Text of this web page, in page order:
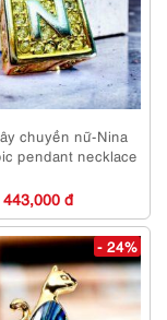
chuyền nữ-Nina
pendant necklace
443,000 đ
- 24%